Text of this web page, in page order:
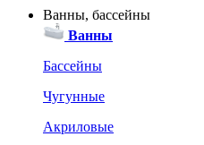
Ванны, бассейны
Ванны
Бассейны
Чугунные
Акриловые